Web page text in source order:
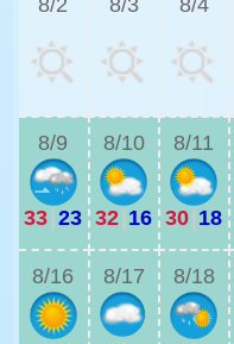
8/2 8/3 8/4
8/9
33|23
8/10
32|16
8/11
30|18
8/16 8/17 8/18